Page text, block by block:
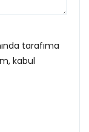
tarafıma
kabul